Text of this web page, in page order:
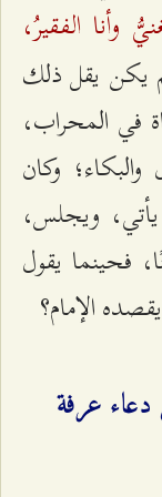
وأنا الفقيرُ،
يكن يقل ذلك
في المحراب،
وكان
ويجلس،
فحينما يقول
الإمام؟
عرفة